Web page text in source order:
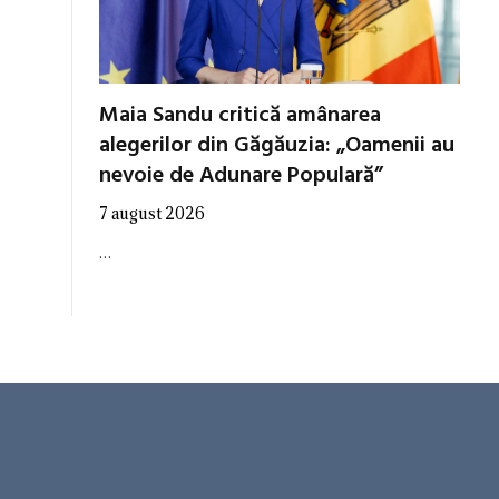
Maia Sandu critică amânarea
alegerilor din Găgăuzia: „Oamenii au
nevoie de Adunare Populară”
7 august 2026
…